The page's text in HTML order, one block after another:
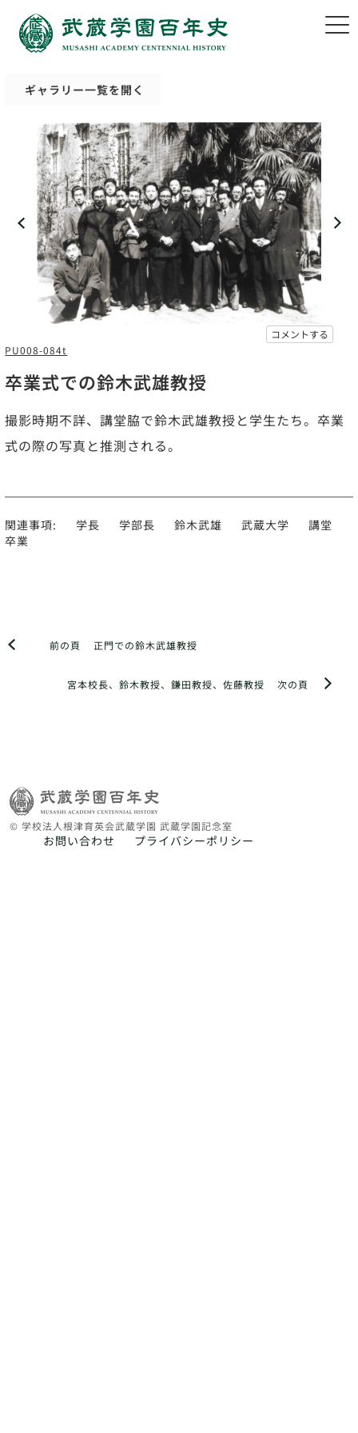
ギャラリー一覧を開く
コメントする
PU008-084t
卒業式での鈴木武雄教授
撮影時期不詳、講堂脇で鈴木武雄教授と学生たち。卒業
式の際の写真と推測される。
関連事項: 学長 学部長 鈴木武雄 武蔵大学
講堂
卒業
前の頁 正門での鈴木武雄教授
次の頁
宮本校長、鈴木教授、鎌田教授、佐藤教授
© 学校法人根津育英会武蔵学園 武蔵学園記念室
お問い合わせ プライバシーポリシー